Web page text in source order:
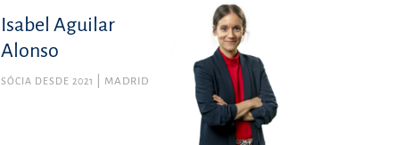
Isabel Aguilar
Alonso
SÓCIA DESDE 2021 MADRID